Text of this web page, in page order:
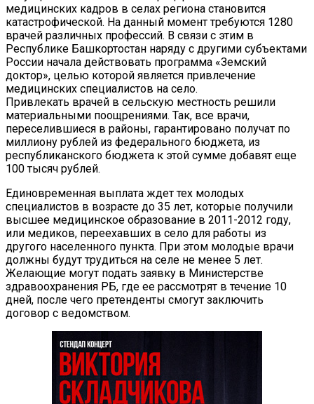
медицинских кадров в селах региона становится
катастрофической. На данный момент требуются 1280
врачей различных профессий. В связи с этим в
Республике Башкортостан наряду с другими субъектами
России начала действовать программа «Земский
доктор», целью которой является привлечение
медицинских специалистов на село.
Привлекать врачей в сельскую местность решили
материальными поощрениями. Так, все врачи,
переселившиеся в районы, гарантировано получат по
миллиону рублей из федерального бюджета, из
республиканского бюджета к этой сумме добавят еще
100 тысяч рублей.
Единовременная выплата ждет тех молодых
специалистов в возрасте до 35 лет, которые получили
высшее медицинское образование в 2011-2012 году,
или медиков, переехавших в село для работы из
другого населенного пункта. При этом молодые врачи
должны будут трудиться на селе не менее 5 лет.
Желающие могут подать заявку в Министерстве
здравоохранения РБ, где ее рассмотрят в течение 10
дней, после чего претенденты смогут заключить
договор с ведомством.